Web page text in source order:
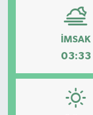
İMSAK
03:33
Dünya
İletişim